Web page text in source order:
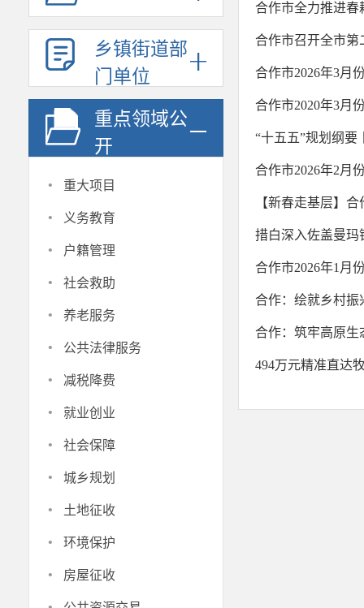
乡镇街道部
门单位
重点领域公
开
· 重大项目
· 义务教育
· 户籍管理
· 社会救助
· 养老服务
· 公共法律服务
· 减税降费
· 就业创业
· 社会保障
· 城乡规划
· 土地征收
· 环境保护
· 房屋征收
合作市全力推进春
合作市召开全市第
合作市2026年3月
合作市2020年3月
“十五五”规划纲
合作市2026年2月
【新春走基层】
措白深入佐盖曼玛
合作市2026年1月
合作：绘就乡村振
合作：筑牢高原生
494万元精准直达